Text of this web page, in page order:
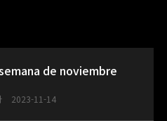
de noviembre
2023-11-14